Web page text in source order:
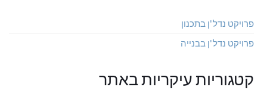
פרויקט נדל"ן בתכנון
פרויקט נדל"ן בבנייה
קטגוריות עיקריות באתר